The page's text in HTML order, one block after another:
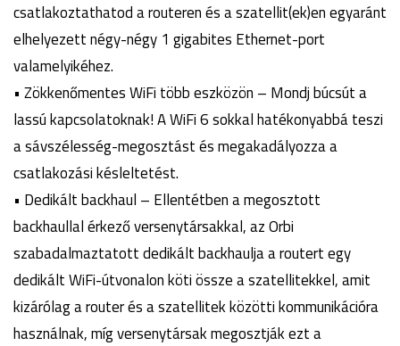
csatlakoztathatod a routeren és a szatellit(ek)en egyaránt
elhelyezett négy-négy 1 gigabites Ethernet-port
valamelyikéhez.
• Zökkenőmentes WiFi több eszközön – Mondj búcsút a
lassú kapcsolatoknak! A WiFi 6 sokkal hatékonyabbá teszi
a sávszélesség-megosztást és megakadályozza a
csatlakozási késleltetést.
• Dedikált backhaul – Ellentétben a megosztott
backhaullal érkező versenytársakkal, az Orbi
szabadalmaztatott dedikált backhaulja a routert egy
dedikált WiFi-útvonalon köti össze a szatellitekkel, amit
kizárólag a router és a szatellitek közötti kommunikációra
használnak, míg versenytársak megosztják ezt a